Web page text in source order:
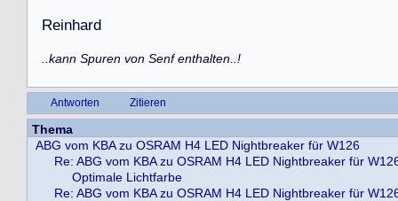
Reinhard
..kann Spuren von Senf enthalten..!
Antworten Zitieren
Thema
ABG vom KBA zu OSRAM H4 LED Nightbreaker für W126
Re: ABG vom KBA zu OSRAM H4 LED Nightbreaker für
Optimale Lichtfarbe
Re: ABG vom KBA zu OSRAM H4 LED Nightbreaker für